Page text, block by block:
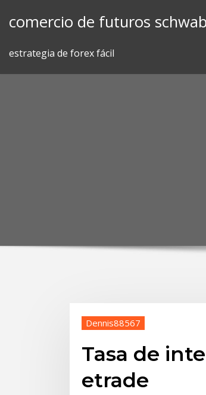
comercio de futuros schwab
estrategia de forex fácil
Dennis88567
Tasa de
etrade